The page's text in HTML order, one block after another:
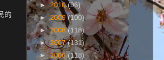
的
► 2010(96)
►2009(100)
►2008(118)
►2007(131)
►2006 (118)